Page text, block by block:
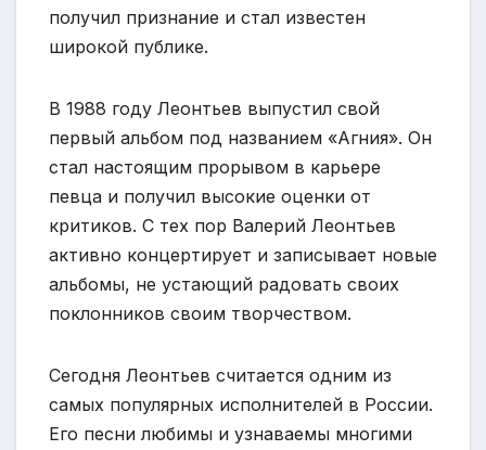
получил признание и стал известен
широкой публике.
В 1988 году Леонтьев выпустил свой
первый альбом под названием «Агния». Он
стал настоящим прорывом в карьере
певца и получил высокие оценки от
критиков. С тех пор Валерий Леонтьев
активно концертирует и записывает новые
альбомы, не устающий радовать своих
поклонников своим творчеством.
Сегодня Леонтьев считается одним из
самых популярных исполнителей в России.
Его песни любимы и узнаваемы многими